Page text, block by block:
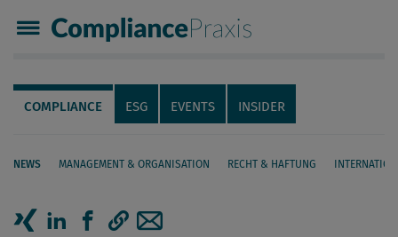
Compliance Praxis
Servicenavigation
Navigation
COMPLIANCE ESG EVENTS INSIDER
NEWS MANAGEMENT & ORGANISATION RECHT & HAFTUNG
Seiteninhalt